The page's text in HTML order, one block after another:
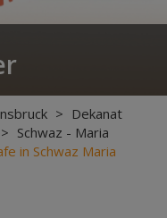
> Dekanat
> Schwaz - Maria
in Schwaz Maria